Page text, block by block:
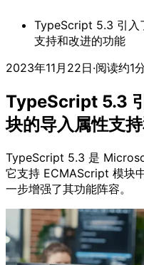
TypeScript 5.3 引入
支持和改进的功能
2023年11月22日·阅读约1
TypeScript 5.3
块的导入属性支
TypeScript 5.3 是
它支持 ECMAScript 模块
一步增强了其功能阵容。